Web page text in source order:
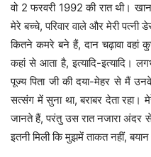
वो 2 फरवरी 1992 की रात थी।
मेरे बच्चे, परिवार वाले और मेरी पत्नी
कितने कमरे बने हैं, दान चढ़ावा वहां
कहां से आता है, इत्यादि-इत्यादि।
पूज्य पिता जी की दया-मेहर से मैं
सत्संग में सुना था, बराबर देता रहा।
जानते हैं, परंतु उस रात नजारा अंदर
इतनी मिली कि मुझमें ताकत नहीं,